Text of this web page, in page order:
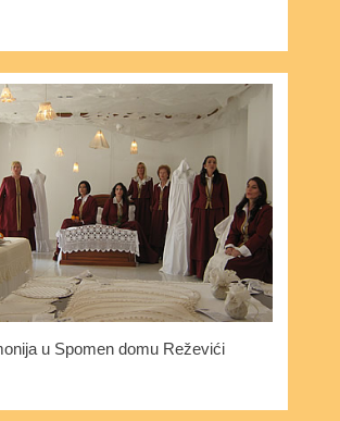
u Spomen domu Reževići